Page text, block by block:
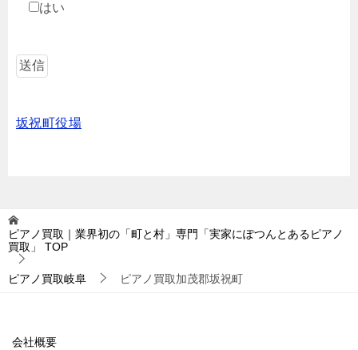
はい
坂祝町役場
ピアノ買取｜業界初の「町と村」専門「実家にぽつんとあるピアノ
買取」
TOP
ピアノ買取岐阜 ピアノ買取加茂郡坂祝町
会社概要